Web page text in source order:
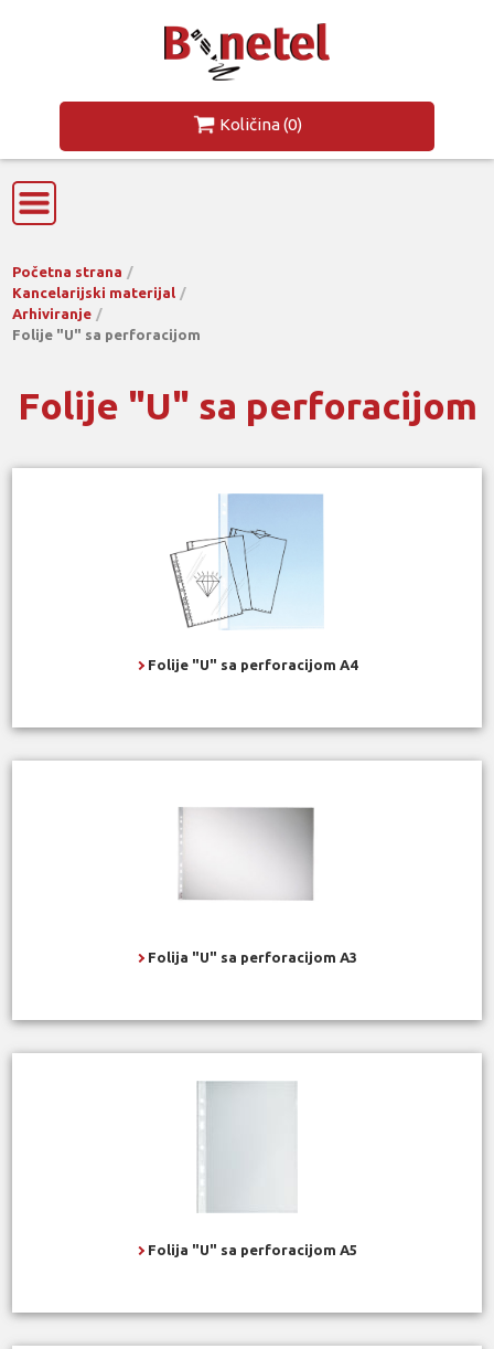
Količina(0)
Početna strana
Kancelarijski materijal
Arhiviranje
Folije "U" sa perforacijom
Folije "U" sa perforacijom
Folije "U" sa perforacijom A4
Folija "U" sa perforacijom A3
Folija "U" sa perforacijom A5